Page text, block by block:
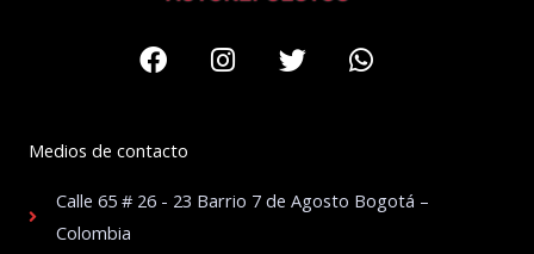
FacebookInstagram
TwitterWhatsapp
Medios de contacto
Calle 65 # 26 - 23 Barrio 7 de Agosto Bogotá –
Colombia